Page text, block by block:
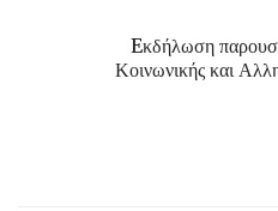
Eκδήλωση
Κοινωνικής και